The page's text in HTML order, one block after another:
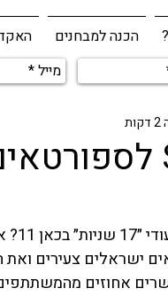
הכנה למבחנים
ישראלים צעירים
אחוזים